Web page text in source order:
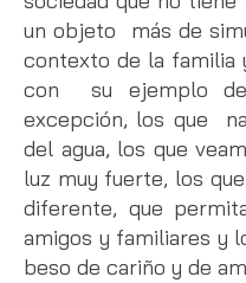
un objeto más de
contexto de la familia
con su ejemplo de
excepción, los que
del agua, los que
luz muy fuerte, los
diferente, que
amigos y familiares y
beso de cariño y de